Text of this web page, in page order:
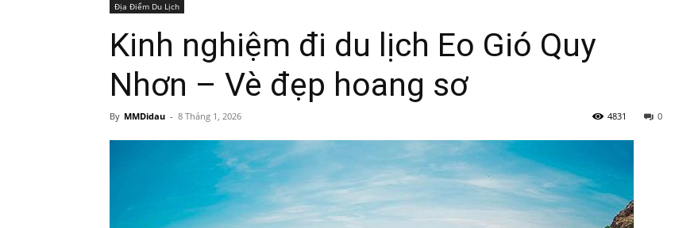
Địa Điểm Du Lịch
Kinh nghiệm đi du lịch Eo Gió Quy
Nhơn – Vè đẹp hoang sơ
By MMDidau - 8 Tháng 1, 2026 0
4831